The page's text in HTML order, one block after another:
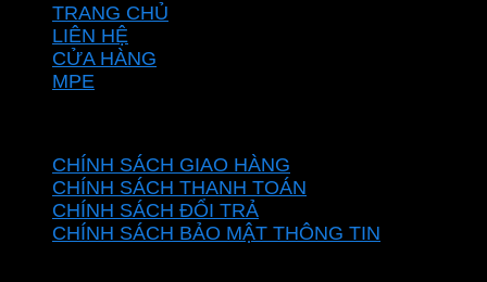
TRANG CHỦ
LIÊN HỆ
CỬA HÀNG
MPE
CHÍNH SÁCH GIAO HÀNG
CHÍNH SÁCH THANH TOÁN
CHÍNH SÁCH ĐỔI TRẢ
CHÍNH SÁCH BẢO MẬT THÔNG TIN